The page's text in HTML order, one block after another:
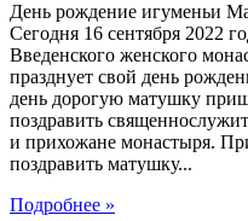
День рождение игуменьи
Сегодня 16 сентября 2022
Введенского женского
празднует свой день
день дорогую матушку
поздравить
и прихожане монастыря.
поздравить матушку...
Подробнее »